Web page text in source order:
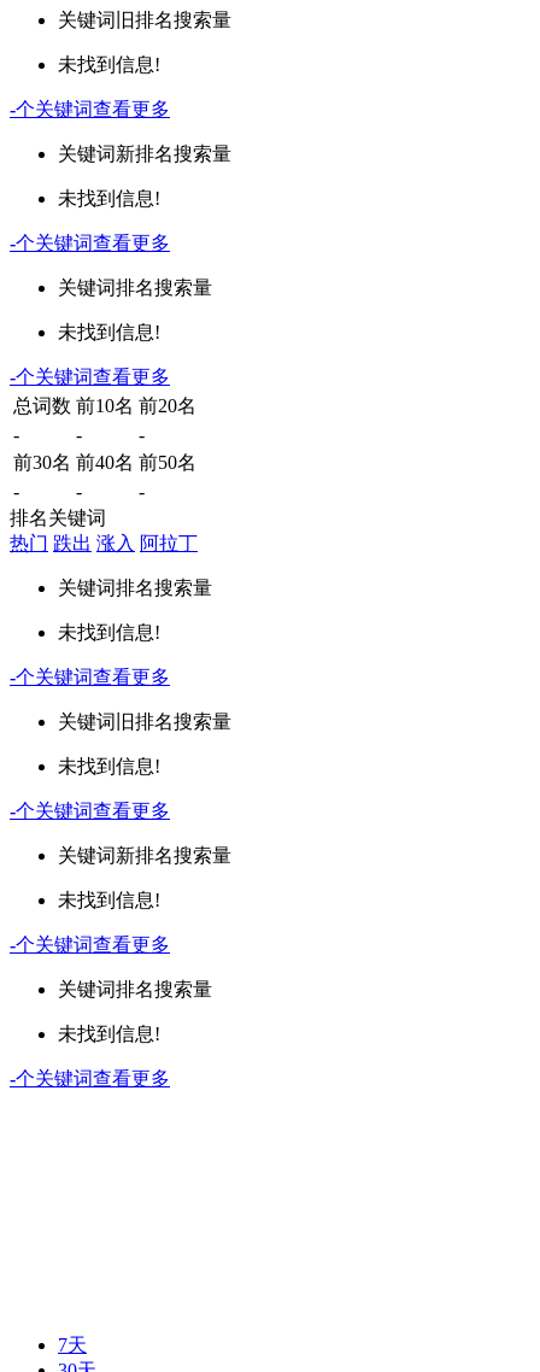
关键词 旧排名搜索量
未找到信息!
-个关键词查看更多
关键词新排名搜索量
未找到信息!
-个关键词查看更多
关键词排名搜索量
未找到信息!
-个关键词查看更多
总词数 前10名 前20名
-
-
-
前30名 前40名 前50名
-
-
-
排名关键词
热门 跌出 涨入 阿拉丁
关键词排名搜索量
未找到信息!
-个关键词查看更多
关键词 旧排名搜索量
未找到信息!
-个关键词查看更多
关键词新排名搜索量
未找到信息!
-个关键词查看更多
关键词排名搜索量
未找到信息!
-个关键词查看更多
7天